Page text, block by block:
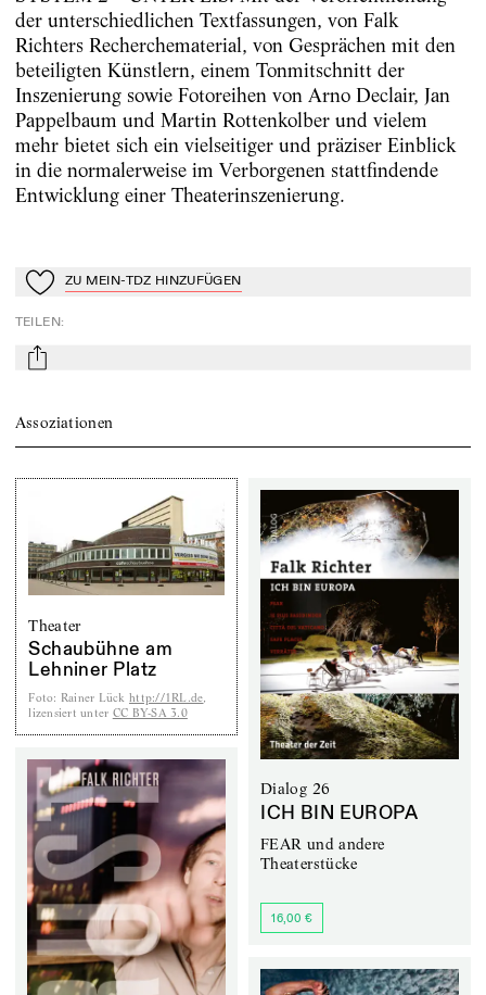
der unterschiedlichen Textfassungen, von Falk
Richters Recherchematerial, von Gesprächen mit den
beteiligten Künstlern, einem Tonmitschnitt der
Inszenierung sowie Fotoreihen von Arno Declair, Jan
Pappelbaum und Martin Rottenkolber und vielem
mehr bietet sich ein vielseitiger und präziser Einblick
in die normalerweise im Verborgenen stattfindende
Entwicklung einer Theaterinszenierung.
Zu Mein-TdZ hinzufügen
ZU MEIN-TDZ HINZUFÜGEN
TEILEN:
mail
Assoziationen
Theater
Schaubühne am
Lehniner Platz
Foto: Rainer Lückhttp://1RL.de,
lizensiert unter CC BY-SA 3.0
Dialog 26
ICH BIN EUROPA
FEAR und andere
Theaterstücke
16,00 €